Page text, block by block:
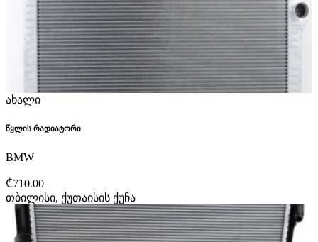
ახალი
წყლის რადიატორი
BMW
₾710.00
თბილისი, ქუთაისის ქუჩა